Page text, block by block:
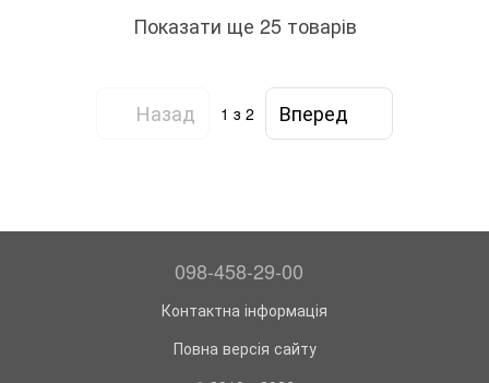
Показати ще 25 товарів
Назад 1 з 2 Вперед
098-458-29-00
Контактна інформація
Повна версія сайту